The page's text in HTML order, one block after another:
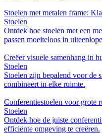
Stoelen met metalen frame:
Stoelen
Ontdek hoe stoelen met een
passen moeiteloos in
Creëer visuele samenhang in
Stoelen
Stoelen zijn bepalend voor de
combineert in elke ruimte.
Conferentiestoelen voor grote
Stoelen
Ontdek hoe de juiste
efficiënte omgeving te creëren.